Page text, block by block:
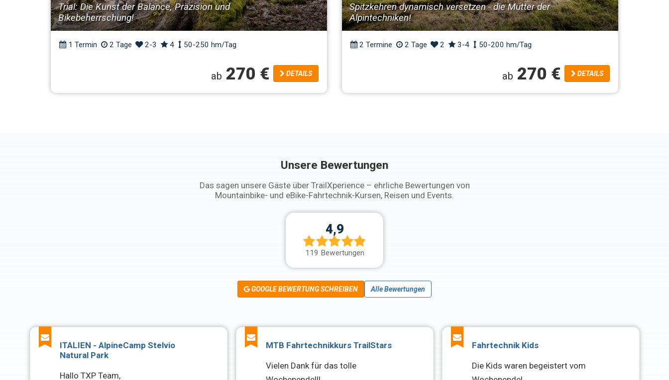
Trial: Die Kunst der Balance, Präzision und
Bikebeherrschung!
1 Termin 2 Tage 2-3 4 50-250 hm/Tag
DETAILS
ab 270 €
Spitzkehren dynamisch versetzen - die Mutter der
Alpintechniken!
2 Termine 2 Tage 2 3-4 50-200 hm/Tag
DETAILS
ab 270 €
Unsere Bewertungen
Das sagen unsere Gäste über TrailXperience – ehrliche Bewertungen von
Mountainbike- und eBike-Fahrtechnik-Kursen, Reisen und Events.
4,9
119 Bewertungen
GOOGLE BEWERTUNG SCHREIBEN Alle Bewertungen
ITALIEN - AlpineCamp Stelvio
Natural Park
Hallo TXP Team,
MTB Fahrtechnikkurs TrailStars
Vielen Dank für das tolle
Fahrtechnik Kids
Die Kids waren begeistert vom